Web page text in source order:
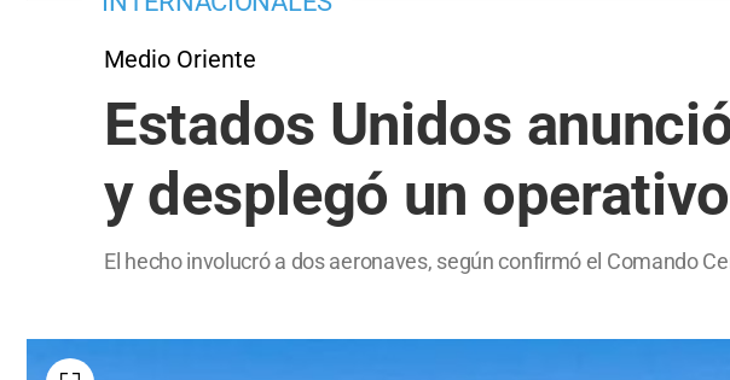
Medio Oriente
Estados Unidos
y desplegó un
El hecho involucró a dos aeronaves, según confirmó el Comando